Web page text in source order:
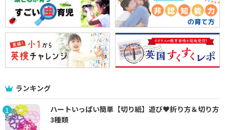
ランキング
1
ハートいっぱい簡単【切り紙】遊び♥折り方＆切り方
3種類